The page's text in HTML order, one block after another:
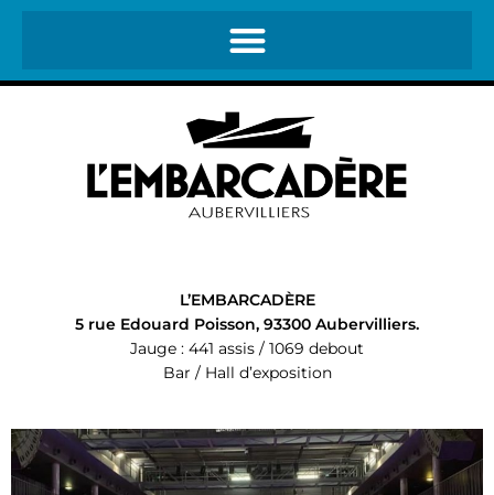
L’EMBARCADÈRE
5 rue Edouard Poisson, 93300 Aubervilliers.
Jauge : 441 assis / 1069 debout
Bar / Hall d’exposition